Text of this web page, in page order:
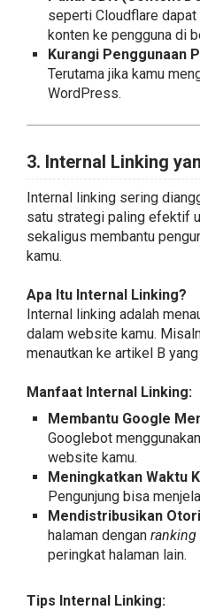
seperti Cloudflare
konten ke pengguna di
Kurangi Penggunaan
Terutama jika kamu
WordPress.
3. Internal Linking
Internal linking sering
satu strategi paling efektif
sekaligus membantu
kamu.
Apa Itu Internal Linking?
Internal linking adalah
dalam website kamu.
menautkan ke artikel B
Manfaat Internal Linking:
Membantu Google
Googlebot
website kamu.
Meningkatkan Waktu
Pengunjung bisa
Mendistribusikan
halaman dengan ranking
peringkat halaman lain.
Tips Internal Linking: